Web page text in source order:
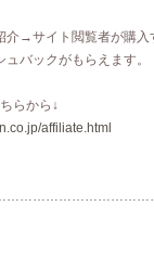
介→サイト閲覧者が購入
バックがもらえます。
ら↓
affiliate.html